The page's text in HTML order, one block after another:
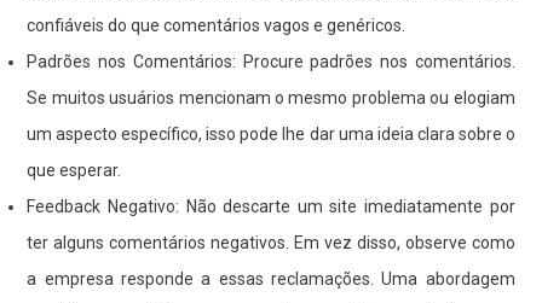
confiáveis do que comentários vagos e genéricos.
Padrões nos Comentários: Procure padrões nos comentários.
Se muitos usuários mencionam o mesmo problema ou elogiam
um aspecto específico, isso pode lhe dar uma ideia clara sobre o
que esperar.
Feedback Negativo: Não descarte um site imediatamente por
ter alguns comentários negativos. Em vez disso, observe como
a empresa responde a essas reclamações. Uma abordagem